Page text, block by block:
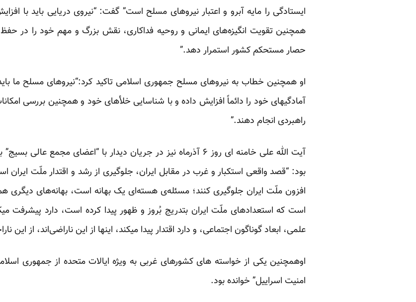
ایستادگی را مایه آبرو و اعتبار نیروهای مسلح است” گفت: “نیروی دریایی باید با
همچنین تقویت انگیزه‌های ایمانی و روحیه فداکاری، نقش بزرگ و مهم خود را در
حصار مستحکم کشور استمرار دهد.”
او همچنین خطاب به نیروهای مسلح جمهوری اسلامی تاکید کرد:“نیروهای مسلح ما
آمادگیهای خود را دائماً افزایش داده و با شناسایی خلأهای خود و همچنین بررسی
راهبردی انجام دهند.”
آیت الله علی خامنه ای روز ۶ آذرماه نیز در جریان دیدار با “اعضای
بود: “قصد واقعی استکبار و غرب در مقابل ایران، جلوگیری از رشد و اقتدار ملّت
افزون ملّت ایران جلوگیری کنند؛ مسئله‌ی هسته‌ای یک بهانه است، بهانه‌های
است که استعدادهای ملّت ایران بتدریج بُروز و ظهور پیدا کرده است، دارد پیشرفت
علمی، ابعاد گوناگون اجتماعی، و دارد اقتدار پیدا میکند، اینها از این ناراضی‌اند، از این
اوهمچنین یکی از خواسته های کشورهای غربی به ویژه ایالات متحده از جمهوری
امنیت اسراییل” خوانده بود.